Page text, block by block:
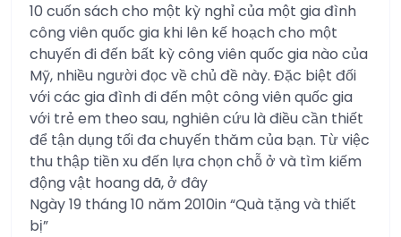
10 cuốn sách cho một kỳ nghỉ của một gia đình
công viên quốc gia khi lên kế hoạch cho một
chuyến đi đến bất kỳ công viên quốc gia nào của
Mỹ, nhiều người đọc về chủ đề này. Đặc biệt đối
với các gia đình đi đến một công viên quốc gia
với trẻ em theo sau, nghiên cứu là điều cần thiết
để tận dụng tối đa chuyến thăm của bạn. Từ việc
thu thập tiền xu đến lựa chọn chỗ ở và tìm kiếm
động vật hoang dã, ở đây
Ngày 19 tháng 10 năm 2010in “Quà tặng và thiết
bị”